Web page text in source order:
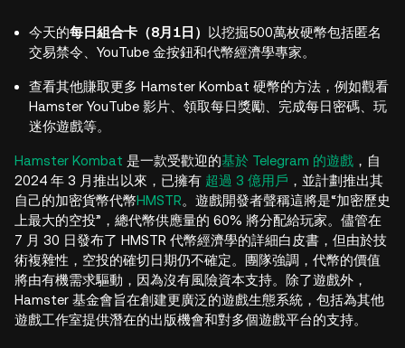
今天的每日組合卡（8月1日）
以挖掘500萬枚硬幣包括匿名
交易禁令、YouTube 金按鈕和代幣經濟學專家。
查看其他賺取更多 Hamster Kombat 硬幣的方法，例如觀看
Hamster YouTube 影片、領取每日獎勵、完成每日密碼、玩
迷你遊戲等。
Hamster Kombat 是一款受歡迎的基於 Telegram 的遊戲 ，自
2024 年 3 月推出以來，已擁有 超過 3 億用戶 ，並計劃推出其
自己的加密貨幣代幣HMSTR。遊戲開發者聲稱這將是“加密歷史
上最大的空投”，總代幣供應量的 60% 將分配給玩家。儘管在
7 月 30 日發布了 HMSTR 代幣經濟學的詳細白皮書，但由於技
術複雜性，空投的確切日期仍不確定。團隊強調，代幣的價值
將由有機需求驅動，因為沒有風險資本支持。除了遊戲外，
Hamster 基金會旨在創建更廣泛的遊戲生態系統，包括為其他
遊戲工作室提供潛在的出版機會和對多個遊戲平台的支持。